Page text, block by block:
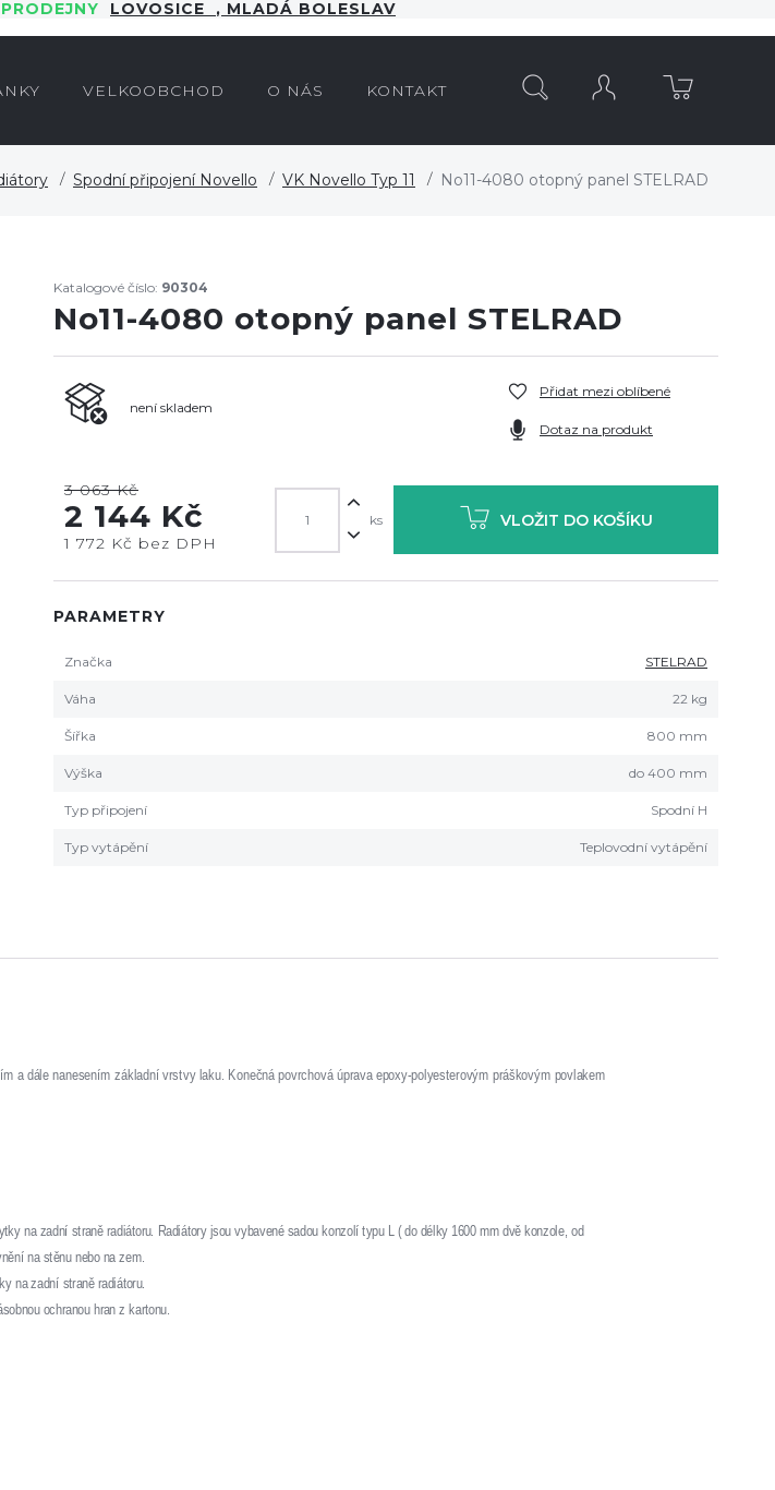
LOVOSICE , MLADÁ BOLESLAV
VELKOOBCHOD O NÁS KONTAKT
Spodní připojení Novello VK Novello Typ 11 No11-4080 otopný panel STELRAD
Katalogové číslo: 90304
No11-4080 otopný panel STELRAD
není skladem
Přidat mezi oblíbené
Dotaz na produkt
3 063 Kč
2 144 Kč
1 772 Kč bez DPH
ks VLOŽIT DO KOŠÍKU
PARAMETRY
Značka STELRAD
Váha 22 kg
Šířka 800 mm
Výška do 400 mm
Typ připojení Spodní H
Typ vytápění Teplovodní vytápění
dále nanesením základní vrstvy laku. Konečná povrchová úprava epoxy-polyesterovým práškovým povlakem
na zadní straně radiátoru. Radiátory jsou vybavené sadou konzolí typu L ( do délky 1600 mm dvě konzole, od
na stěnu nebo na zem.
na zadní straně radiátoru.
ochranou hran z kartonu.